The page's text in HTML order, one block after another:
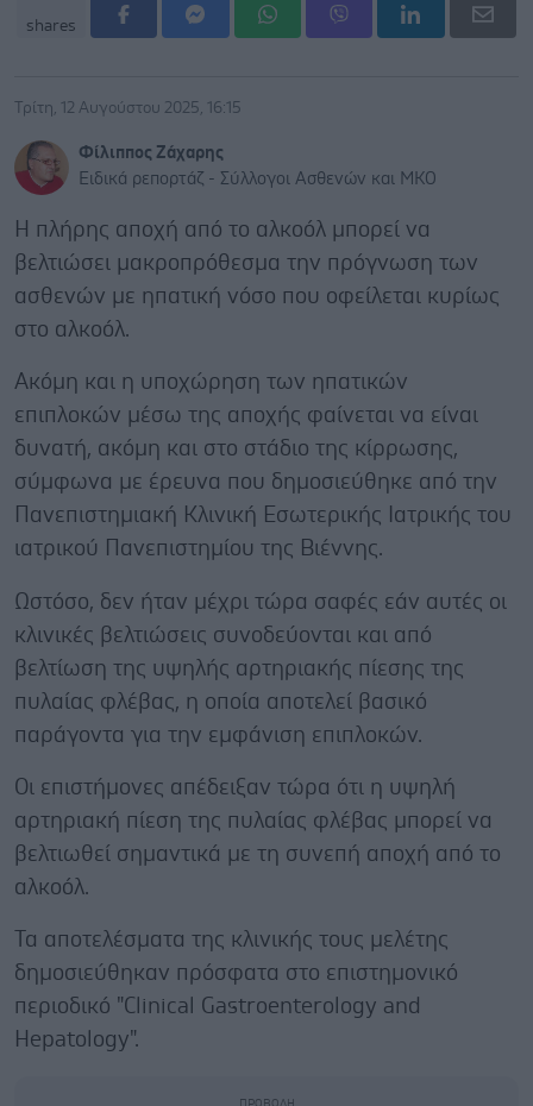
shares
Τρίτη, 12 Αυγούστου 2025, 16:15
Φίλιππος Ζάχαρης
Ειδικά ρεπορτάζ - Σύλλογοι Ασθενών και ΜΚΟ
Η πλήρης αποχή από το αλκοόλ μπορεί να
βελτιώσει μακροπρόθεσμα την πρόγνωση των
ασθενών με ηπατική νόσο που οφείλεται κυρίως
στο αλκοόλ.
Ακόμη και η υποχώρηση των ηπατικών
επιπλοκών μέσω της αποχής φαίνεται να είναι
δυνατή, ακόμη και στο στάδιο της κίρρωσης,
σύμφωνα με έρευνα που δημοσιεύθηκε από την
Πανεπιστημιακή Κλινική Εσωτερικής Ιατρικής του
ιατρικού Πανεπιστημίου της Βιέννης.
Ωστόσο, δεν ήταν μέχρι τώρα σαφές εάν αυτές οι
κλινικές βελτιώσεις συνοδεύονται και από
βελτίωση της υψηλής αρτηριακής πίεσης της
πυλαίας φλέβας, η οποία αποτελεί βασικό
παράγοντα για την εμφάνιση επιπλοκών.
Οι επιστήμονες απέδειξαν τώρα ότι η υψηλή
αρτηριακή πίεση της πυλαίας φλέβας μπορεί να
βελτιωθεί σημαντικά με τη συνεπή αποχή από το
αλκοόλ.
Τα αποτελέσματα της κλινικής τους μελέτης
δημοσιεύθηκαν πρόσφατα στο επιστημονικό
περιοδικό "Clinical Gastroenterology and
Hepatology".